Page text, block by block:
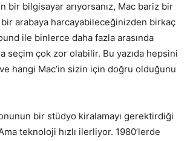
bir bilgisayar arıyorsanız, Mac bariz bir
bir arabaya harcayabileceğinizden birkaç
ile binlerce daha fazla arasında
seçim çok zor olabilir. Bu yazıda hepsini
ve hangi Mac’in sizin için doğru olduğunu
bir stüdyo kiralamayı gerektirdiği
teknoloji hızlı ilerliyor. 1980’lerde